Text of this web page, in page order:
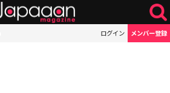
ログイン メンバー登録